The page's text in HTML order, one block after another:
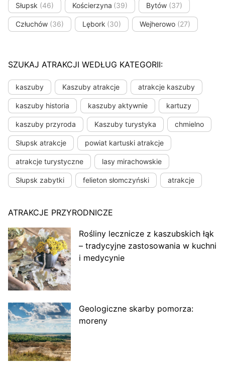
Słupsk (46) Kościerzyna (39) Bytów (37)
Człuchów (36) Lębork (30) Wejherowo (27)
SZUKAJ ATRAKCJI WEDŁUG KATEGORII:
kaszuby Kaszuby atrakcje atrakcje kaszuby
kaszuby historia kaszuby aktywnie kartuzy
kaszuby przyroda Kaszuby turystyka chmielno
Słupsk atrakcje powiat kartuski atrakcje
atrakcje turystyczne lasy mirachowskie
Słupsk zabytki felieton słomczyński atrakcje
ATRAKCJE PRZYRODNICZE
Rośliny lecznicze z kaszubskich łąk
– tradycyjne zastosowania w kuchni
i medycynie
Geologiczne skarby pomorza:
moreny